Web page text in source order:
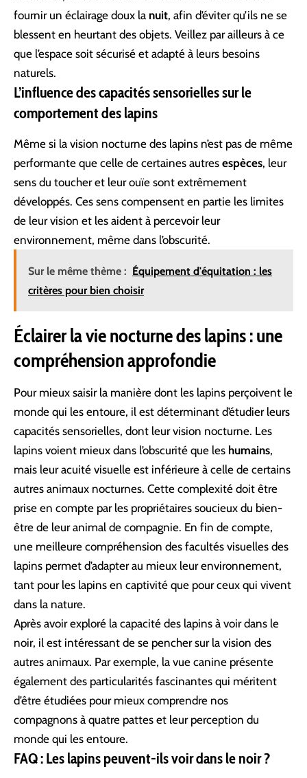
fournir un éclairage doux la nuit, afin d’éviter qu’ils ne se
blessent en heurtant des objets. Veillez par ailleurs à ce
que l’espace soit sécurisé et adapté à leurs besoins
naturels.
L’influence des capacités sensorielles sur le
comportement des lapins
Même si la vision nocturne des lapins n’est pas de même
performante que celle de certaines autres espèces, leur
sens du toucher et leur ouïe sont extrêmement
développés. Ces sens compensent en partie les limites
de leur vision et les aident à percevoir leur
environnement, même dans l’obscurité.
Sur le même thème : Équipement d'équitation : les
critères pour bien choisir
Éclairer la vie nocturne des lapins : une
compréhension approfondie
Pour mieux saisir la manière dont les lapins perçoivent le
monde qui les entoure, il est déterminant d’étudier leurs
capacités sensorielles, dont leur vision nocturne. Les
lapins voient mieux dans l’obscurité que les humains,
mais leur acuité visuelle est inférieure à celle de certains
autres animaux nocturnes. Cette complexité doit être
prise en compte par les propriétaires soucieux du bien-
être de leur animal de compagnie. En fin de compte,
une meilleure compréhension des facultés visuelles des
lapins permet d’adapter au mieux leur environnement,
tant pour les lapins en captivité que pour ceux qui vivent
dans la nature.
Après avoir exploré la capacité des lapins à voir dans le
noir, il est intéressant de se pencher sur la vision des
autres animaux. Par exemple, la vue canine présente
également des particularités fascinantes qui méritent
d’être étudiées pour mieux comprendre nos
compagnons à quatre pattes et leur perception du
monde qui les entoure.
FAQ : Les lapins peuvent-ils voir dans le noir ?